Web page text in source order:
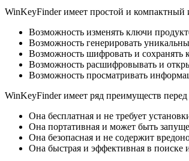
WinKeyFinder имеет простой и компактный
Возможность изменять ключи
Возможность генерировать
Возможность шифровать и
Возможность расшифровывать и
Возможность просматривать
WinKeyFinder имеет ряд преимуществ
Она бесплатная и не требует
Она портативная и может быть
Она безопасная и не содержит
Она быстрая и эффективная в поиске